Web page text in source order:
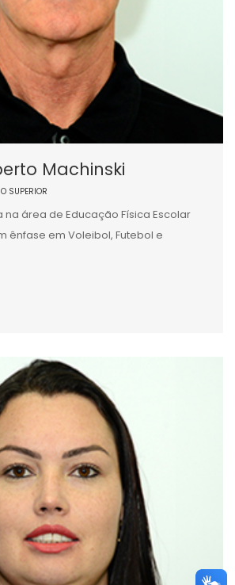
Machinski
SUPERIOR
na área de Educação Física Escolar
ênfase em Voleibol, Futebol e